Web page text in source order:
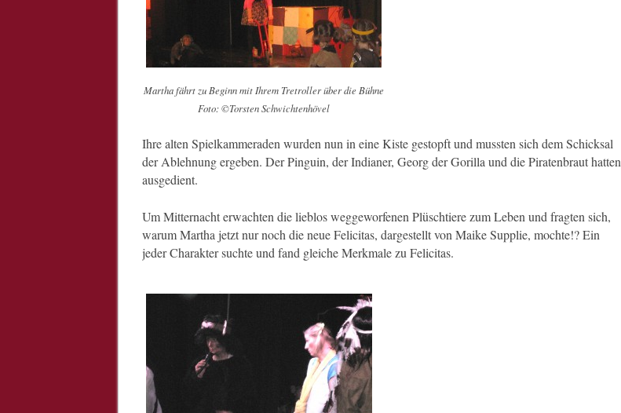
Martha fährt zu Beginn mit Ihrem Tretroller über die Bühne
Foto: ©Torsten Schwichtenhövel
Ihre alten Spielkammeraden wurden nun in eine Kiste gestopft und mussten sich dem Schicksal
der Ablehnung ergeben. Der Pinguin, der Indianer, Georg der Gorilla und die Piratenbraut hatten
ausgedient.
Um Mitternacht erwachten die lieblos weggeworfenen Plüschtiere zum Leben und fragten sich,
warum Martha jetzt nur noch die neue Felicitas, dargestellt von Maike Supplie, mochte!? Ein
jeder Charakter suchte und fand gleiche Merkmale zu Felicitas.